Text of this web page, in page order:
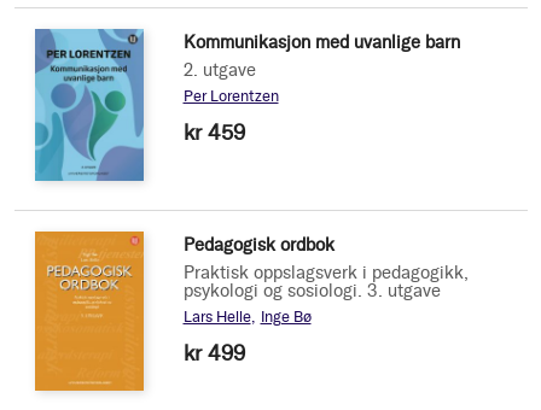
Kommunikasjon med uvanlige barn
2. utgave
Per Lorentzen
kr 459
Pedagogisk ordbok
Praktisk oppslagsverk i pedagogikk,
psykologi og sosiologi. 3. utgave
Lars Helle Inge Bø
kr 499